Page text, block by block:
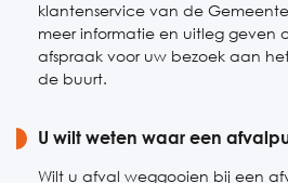
klantenservice van de
meer informatie en uitleg geven
afspraak voor uw bezoek aan
de buurt.
U wilt weten waar een
Wilt u afval weggooien bij een